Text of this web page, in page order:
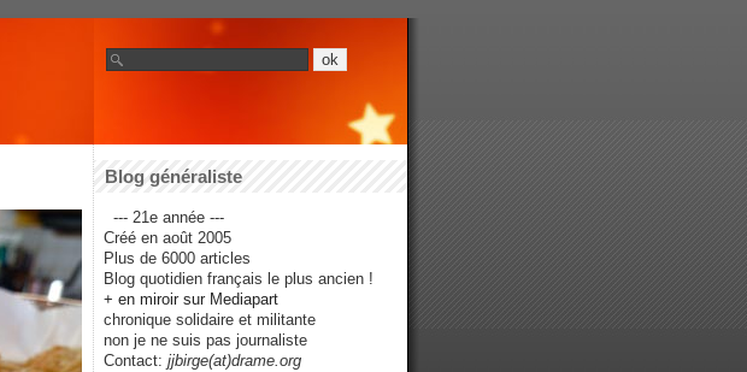
Blog généraliste
--- 21e année ---
Créé en août 2005
Plus de 6000 articles
Blog quotidien français le plus ancien !
+ en miroir sur Mediapart
chronique solidaire et militante
non je ne suis pas journaliste
Contact: jjbirge(at)drame.org